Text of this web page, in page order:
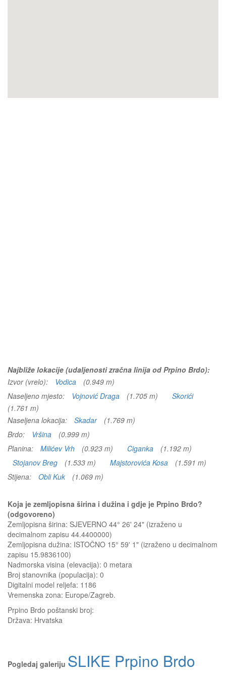
Najbliže lokacije (udaljenosti zračna linija od Prpino Brdo):
Izvor (vrelo):
Vodica
(0.949 m)
Naseljeno mjesto:
Vojnović Draga (1.705 m)
Skorići
(1.761 m)
Naseljena lokacija:
Skadar
(1.769 m)
Brdo:
Vršina
(0.999 m)
Planina:
Milićev Vrh (0.923 m) Ciganka
(1.192 m)
Stojanov Breg
(1.533 m) Majstorovića Kosa
(1.591 m)
Stijena:
Obli Kuk (1.069 m)
Koja je zemljopisna širina i dužina i gdje je Prpino Brdo?
(odgovoreno)
Zemljopisna širina: SJEVERNO 44° 26' 24" (izraženo u
decimalnom zapisu 44.4400000)
Zemljopisna dužina: ISTOČNO 15° 59' 1" (izraženo u decimalnom
zapisu 15.9836100)
Nadmorska visina (elevacija): 0 metara
Broj stanovnika (populacija): 0
Digitalni model reljefa: 1186
Vremenska zona: Europe/Zagreb.
Prpino Brdo poštanski broj:
Država: Hrvatska
Pogledaj galeriju SLIKE Prpino Brdo